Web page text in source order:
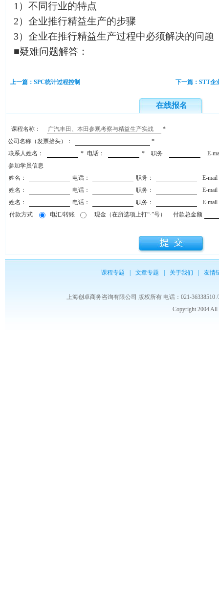
1）不同行业的特点
2）企业推行精益生产的步骤
3）企业在推行精益生产过程中必须解决的问题
■疑难问题解答：
上一篇：SPC统计过程控制 下一篇：STT企
在线报名
课程名称：
*
公司名称（发票抬头）：
*
联系人姓名：
* 电话： * 职务
E-
参加学员信息
姓名：
电话： 职务：
E-mail
姓名：
电话： 职务：
E-mail
姓名：
电话： 职务：
E-mail
付款方式
电汇/转账 现金（在所选项上打“·”号） 付款总金额
课程专题 文章专题 关于我们 友情
上海创卓商务咨询有限公司 版权所有 电话：021-36338510 /
Copyright 2004 All